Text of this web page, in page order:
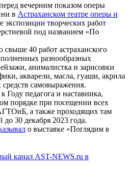
вечерним показом оперы
в Астраханском театре оперы и
экспозиции творческих работ
под названием «По
свыше 40 работ астраханского
разнообразных
анималистка и зарисовки
акварели, масла, гуаши, акрила
самовыражения.
Году педагога и наставника,
порядке при посещении всех
а также проходящих там
30 декабря 2023 года.
о выставке «Поглядим в
канал AST-NEWS.ru в